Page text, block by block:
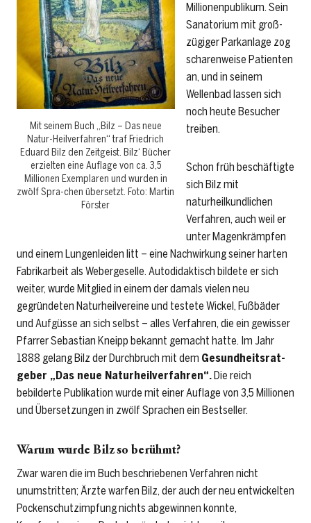
Mit seinem Buch „Bilz – Das neue
Natur-Heilverfahren“ traf Friedrich
Eduard Bilz den Zeitgeist. Bilz‘ Bücher
erzielten eine Auflage von ca. 3,5
Millionen Exemplaren und wurden in
zwölf Spra-chen übersetzt. Foto: Martin
Förster
Millionenpublikum. Sein
Sanatorium mit groß­
zügiger Parkanlage zog
scharenweise Patienten
an, und in seinem
Wellenbad lassen sich
noch heute Besucher
treiben.
Schon früh beschäftigte
sich Bilz mit
naturheilkundlichen
Verfahren, auch weil er
unter Magenkrämpfen
und einem Lungenleiden litt – eine Nachwirkung seiner harten
Fabrikarbeit als Webergeselle. Autodidaktisch bildete er sich
weiter, wurde Mitglied in einem der damals vielen neu
gegründeten Naturheilvereine und testete Wickel, Fußbäder
und Aufgüsse an sich selbst – alles Verfahren, die ein gewisser
Pfarrer ­Sebastian Kneipp bekannt gemacht hatte. Im Jahr
1888 gelang Bilz der Durchbruch mit dem Gesundheitsrat­
geber „Das neue Naturheilverfahren“.Die reich
bebilderte Publikation wurde mit einer Auflage von 3,5 Millionen
und Übersetzungen in zwölf Sprachen ein Bestseller.
Warum wurde Bilz so berühmt?
Zwar waren die im Buch beschriebenen Verfahren nicht
unumstritten; Ärzte warfen Bilz, der auch der neu entwickelten
Pockenschutzimpfung nichts abgewinnen konnte,